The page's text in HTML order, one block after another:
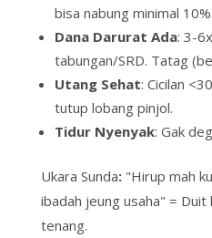
bisa nabung minimal 10%.
Dana Darurat Ada: 3-
tabungan/SRD. Tatag
Utang Sehat: Cicilan
tutup lobang pinjol.
Tidur Nyenyak: Gak
Ukara Sunda: "Hirup mah
ibadah jeung usaha" = Duit
tenang.